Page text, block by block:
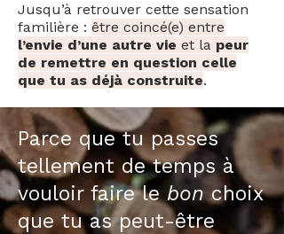
Jusqu’à retrouver cette sensation
familière : être coincé(e) entre
l’envie d’une autre vie et la peur
de remettre en question celle
que tu as déjà construite.
Parce que tu passes
tellement de temps à
vouloir faire lebonchoix
que tu as peut-être